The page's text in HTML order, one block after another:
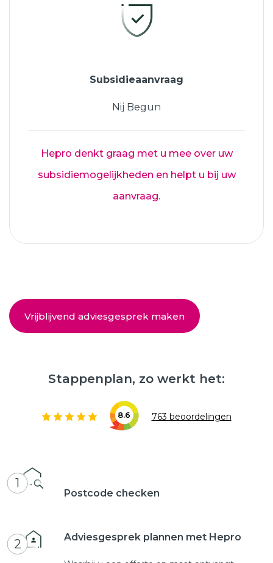
Subsidieaanvraag
Nij Begun
Hepro denkt graag met u mee over uw
subsidiemogelijkheden en helpt u bij uw
aanvraag.
Vrijblijvend adviesgesprek maken
Stappenplan, zo werkt het:
8.6 763 beoordelingen
1
Postcode checken
2 Adviesgesprek plannen met Hepro